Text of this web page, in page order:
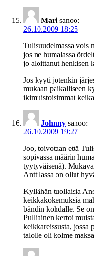
Mari sanoo:
26.10.2009 18:25
Tulisuudelmassa vois
jos ne humalassa
jo aloittanut henkisen
Jos kyyti jotenkin
mukaan paikalliseen
ikimuistoisimmat
Johnny sanoo:
26.10.2009 19:27
Joo, toivotaan että
sopivassa määrin
tyytyväisenä).
Anttilassa on ollut
Kyllähän tuollaisia
keikkakokemuksia
bändin kohdalle. Se
Pulliainen kertoi
keikkareissusta, jossa
talolle oli kolme